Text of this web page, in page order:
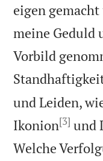
eigen
meine Geduld
Vorbild
und Leiden,
Ikonion[3] und
Welche